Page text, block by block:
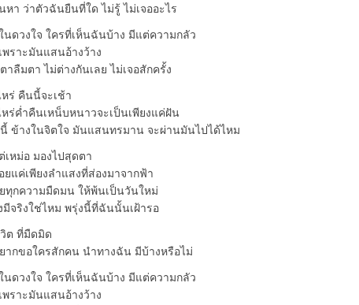
หา ว่าตัวฉันยืนที่ใด ไม่รู้ ไม่เจออะไร
นดวงใจ ใครที่เห็นฉันบ้าง มีแต่ความกลัว
พราะมันแสนอ้างว้าง
าลืมตา ไม่ต่างกันเลย ไม่เจอสักครั้ง
หร่ คืนนี้จะเช้า
หร่ค่ำคืนเหน็บหนาวจะเป็นเพียงแค่ฝัน
ข้างในจิตใจ มันแสนทรมาน จะผ่านมันไปได้ไหม
เหม่อ มองไปสุดตา
ยแค่เพียงลำแสงที่ส่องมาจากฟ้า
ทุกความมืดมน ให้พ้นเป็นวันใหม่
มีจริงใช่ไหม พรุ่งนี้ที่ฉันนั้นเฝ้ารอ
ต ที่มืดมิด
ากขอใครสักคน นำทางฉัน มีบ้างหรือไม่
นดวงใจ ใครที่เห็นฉันบ้าง มีแต่ความกลัว
พราะมันแสนอ้างว้าง